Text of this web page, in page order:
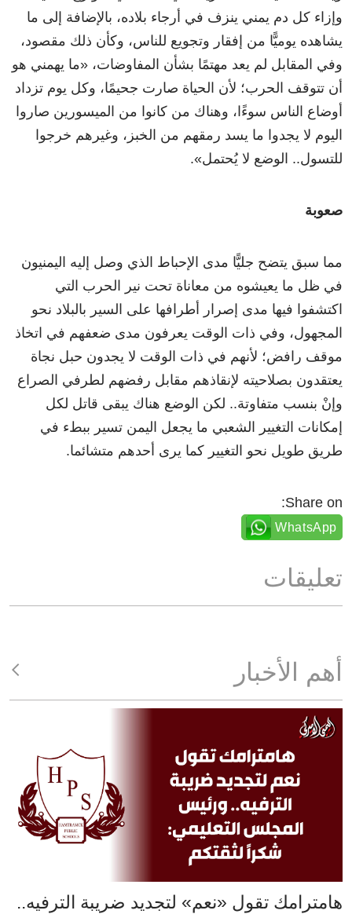
وإزاء كل دم يمني ينزف في أرجاء بلاده، بالإضافة إلى ما
يشاهده يوميًّا من إفقار وتجويع للناس، وكأن ذلك مقصود،
وفي المقابل لم يعد مهتمًا بشأن المفاوضات، «ما يهمني هو
أن تتوقف الحرب؛ لأن الحياة صارت جحيمًا، وكل يوم تزداد
أوضاع الناس سوءًا، وهناك من كانوا من الميسورين صاروا
اليوم لا يجدوا ما يسد رمقهم من الخبز، وغيرهم خرجوا
للتسول.. الوضع لا يُحتمل».
صعوبة
مما سبق يتضح جليًّا مدى الإحباط الذي وصل إليه اليمنيون
في ظل ما يعيشوه من معاناة تحت نير الحرب التي
اكتشفوا فيها مدى إصرار أطرافها على السير بالبلاد نحو
المجهول، وفي ذات الوقت يعرفون مدى ضعفهم في اتخاذ
موقف رافض؛ لأنهم في ذات الوقت لا يجدون حبل نجاة
يعتقدون بصلاحيته لإنقاذهم مقابل رفضهم لطرفي الصراع
وإنْ بنسب متفاوتة.. لكن الوضع هناك يبقى قاتل لكل
إمكانات التغيير الشعبي ما يجعل اليمن تسير ببطء في
طريق طويل نحو التغيير كما يرى أحدهم متشائما.
Share on:
WhatsApp
تعليقات
أهم الأخبار
هامترامك تقول «نعم» لتجديد ضريبة الترفيه..